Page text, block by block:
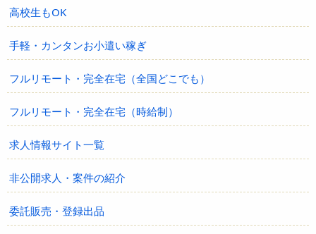
高校生もOK
手軽・カンタンお小遣い稼ぎ
フルリモート・完全在宅（全国どこでも）
フルリモート・完全在宅（時給制）
求人情報サイト一覧
非公開求人・案件の紹介
委託販売・登録出品